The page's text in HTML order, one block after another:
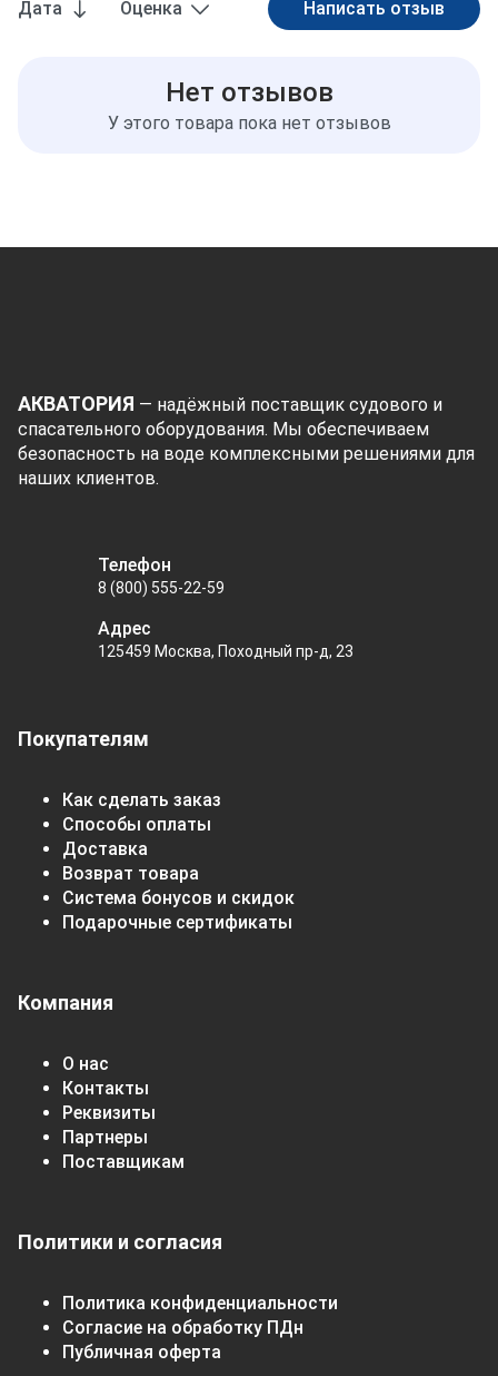
Дата Оценка
Нет отзывов
У этого товара пока нет отзывов
АКВАТОРИЯ — надёжный поставщик судового и
спасательного оборудования. Мы обеспечиваем
безопасность на воде комплексными решениями для
наших клиентов.
Покупателям
Как сделать заказ
Способы оплаты
Доставка
Возврат товара
Система бонусов и скидок
Подарочные сертификаты
Компания
О нас
Контакты
Реквизиты
Партнеры
Поставщикам
Политики и согласия
Политика конфиденциальности
Согласие на обработку ПДн
Публичная оферта
Телефон
8 (800) 555-22-59
Адрес
125459 Москва, Походный пр-д, 23